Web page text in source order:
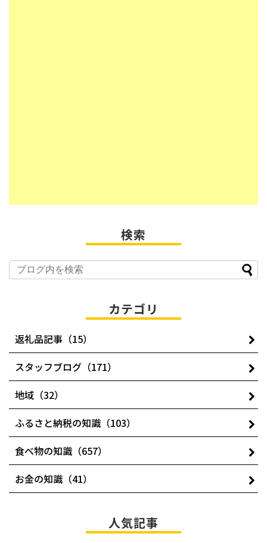
検索
カテゴリ
返礼品記事（15）
スタッフブログ（171）
地域（32）
ふるさと納税の知識（103）
食べ物の知識（657）
お金の知識（41）
人気記事